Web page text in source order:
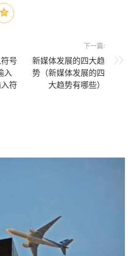
号
入
符
下一篇:
新媒体发展的四大趋
势（新媒体发展的四
大趋势有哪些）